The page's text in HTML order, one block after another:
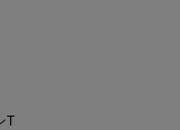
T